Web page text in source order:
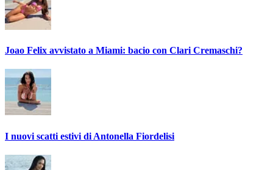
Joao Felix avvistato a Miami: bacio con Clari Cremaschi?
I nuovi scatti estivi di Antonella Fiordelisi